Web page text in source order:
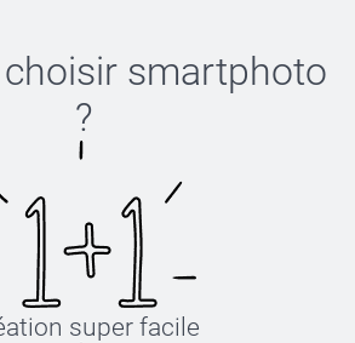
smartphoto
?
super facile